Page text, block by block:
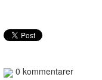
0 kommentarer